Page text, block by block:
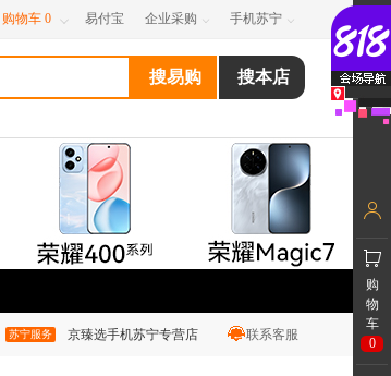
购物车 0  易付宝 企业采购  手机苏宁 
苏宁服务 京臻选手机苏宁专营店 联系客服
购
物
车
0